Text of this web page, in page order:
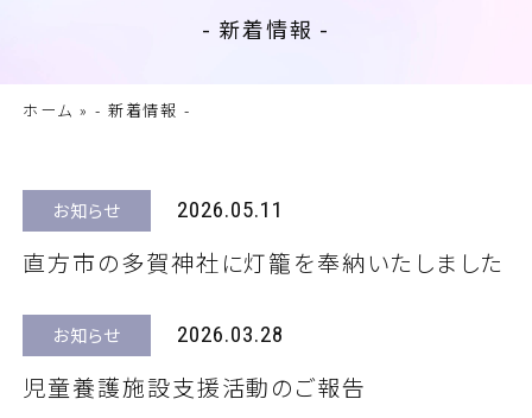
- 新着情報 -
ホーム » - 新着情報 -
お知らせ 2026.05.11
直方市の多賀神社に灯籠を奉納いたしました
お知らせ 2026.03.28
児童養護施設支援活動のご報告